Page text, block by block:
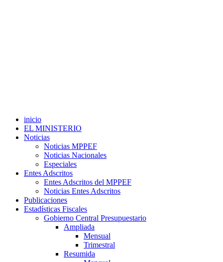
inicio
EL MINISTERIO
Noticias
Noticias MPPEF
Noticias Nacionales
Especiales
Entes Adscritos
Entes Adscritos del MPPEF
Noticias Entes Adscritos
Publicaciones
Estadísticas Fiscales
Gobierno Central Presupuestario
Ampliada
Mensual
Trimestral
Resumida